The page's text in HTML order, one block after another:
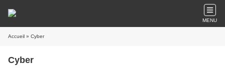
MENU
Accueil » Cyber
Cyber